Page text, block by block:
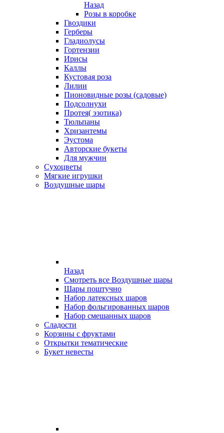
Назад
Розы в коробке
Гвоздики
Герберы
Гладиолусы
Гортензии
Ирисы
Каллы
Кустовая роза
Лилии
Пионовидные розы (садовые)
Подсолнухи
Протея( эзотика)
Тюльпаны
Хризантемы
Эустома
Авторские букеты
Для мужчин
Сухоцветы
Мягкие игрушки
Воздушные шары
Назад
Смотреть все Воздушные шары
Шары поштучно
Набор латексных шаров
Набор фольгированных шаров
Набор смешанных шаров
Сладости
Корзины с фруктами
Открытки тематические
Букет невесты